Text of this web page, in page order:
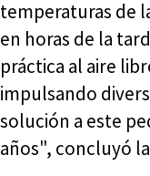
temperaturas de
en horas de la
práctica al aire
impulsando
solución a este
años", concluyó